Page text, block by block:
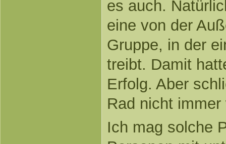
es auch.
eine von der
Gruppe, in der
treibt. Damit
Erfolg. Aber
Rad nicht
Ich mag solche